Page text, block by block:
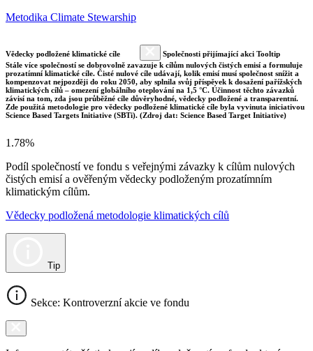
Metodika Climate Stewarship
Vědecky podložené klimatické cíle
Společnosti přijímající akci Tooltip
Stále více společností se dobrovolně zavazuje k cílům nulových čistých emisí a formuluje
prozatímní klimatické cíle. Čisté nulové cíle udávají, kolik emisí musí společnost snížit a
kompenzovat nejpozději do roku 2050, aby splnila svůj příspěvek k dosažení pařížských
klimatických cílů – omezení globálního oteplování na 1,5 °C. Účinnost těchto závazků
závisí na tom, zda jsou průběžné cíle důvěryhodné, vědecky podložené a transparentní.
Zde použitá metodologie pro vědecky podložené klimatické cíle byla vyvinuta iniciativou
Science Based Targets Initiative (SBTi). (Zdroj dat: Science Based Target Initiative)
1.78%
Podíl společností ve fondu s veřejnými závazky k cílům nulových
čistých emisí a ověřeným vědecky podloženým prozatímním
klimatickým cílům.
Vědecky podložená metodologie klimatických cílů
Tip
Sekce: Kontroverzní akcie ve fondu